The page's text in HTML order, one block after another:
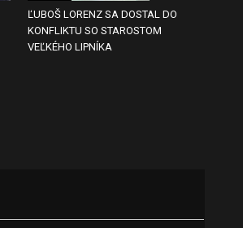
ĽUBOŠ LORENZ SA DOSTAL DO
KONFLIKTU SO STAROSTOM
VEĽKÉHO LIPNÍKA